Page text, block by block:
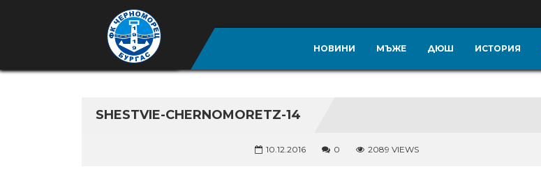
НОВИНИ МЪЖЕ ДЮШ ИСТОРИЯ
SHESTVIE-CHERNOMORETZ-14
10.12.2016 0 2089 VIEWS